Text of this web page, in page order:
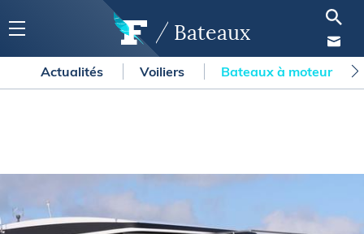
Bateaux
Actualités Voiliers Bateaux à moteur